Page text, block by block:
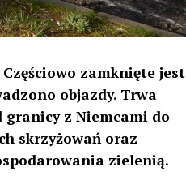
zamknięte jest
objazdy. Trwa
z Niemcami do
skrzyżowań oraz
zielenią.